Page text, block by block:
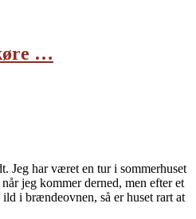
…
Jeg har været en tur i sommerhuset
jeg kommer derned, men efter et
i brændeovnen, så er huset rart at